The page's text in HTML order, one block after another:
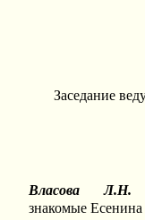
Заседание
Власова
знакомые